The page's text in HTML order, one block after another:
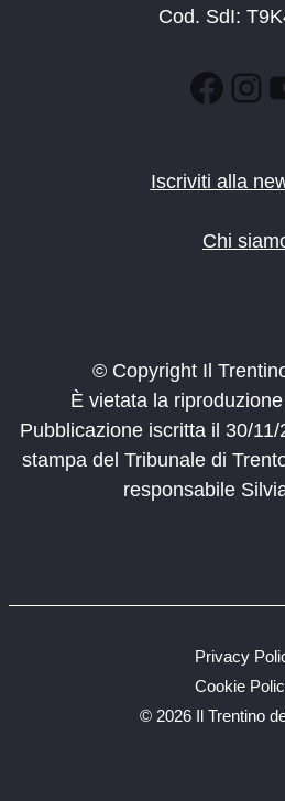
Cod. SdI:
Iscriviti alla
Chi
© Copyright Il
È vietata la
Pubblicazione iscritta il 30/
stampa del Tribunale di
responsabile
© 2026 Il Trentino
Privacy
Cookie